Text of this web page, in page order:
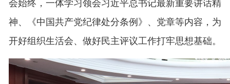
会始终，一体学习领会习近平总书记最新重要讲话精
神、《中国共产党纪律处分条例》、党章等内容，为
开好组织生活会、做好民主评议工作打牢思想基础。